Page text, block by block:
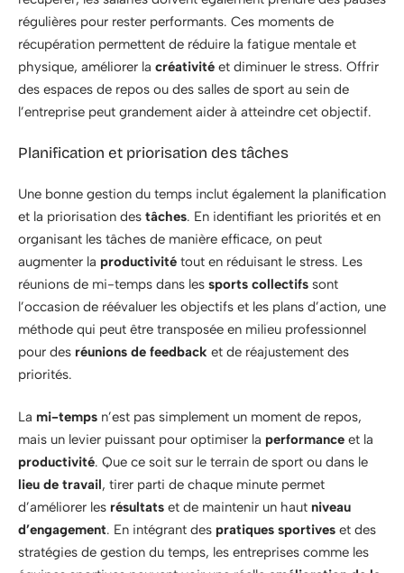
régulières pour rester performants. Ces moments de
récupération permettent de réduire la fatigue mentale et
physique, améliorer la créativité et diminuer le stress. Offrir
des espaces de repos ou des salles de sport au sein de
l’entreprise peut grandement aider à atteindre cet objectif.
Planification et priorisation des tâches
Une bonne gestion du temps inclut également la planification
et la priorisation des tâches. En identifiant les priorités et en
organisant les tâches de manière efficace, on peut
augmenter la productivité tout en réduisant le stress. Les
réunions de mi-temps dans les sports collectifs sont
l’occasion de réévaluer les objectifs et les plans d’action, une
méthode qui peut être transposée en milieu professionnel
pour des réunions de feedback et de réajustement des
priorités.
La mi-temps n’est pas simplement un moment de repos,
mais un levier puissant pour optimiser la performance et la
productivité. Que ce soit sur le terrain de sport ou dans le
lieu de travail, tirer parti de chaque minute permet
d’améliorer les résultats et de maintenir un haut niveau
d’engagement. En intégrant des pratiques sportives et des
stratégies de gestion du temps, les entreprises comme les